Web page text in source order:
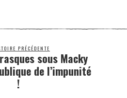
PRÉCÉDENTE
sous Macky
de l’impunité
!